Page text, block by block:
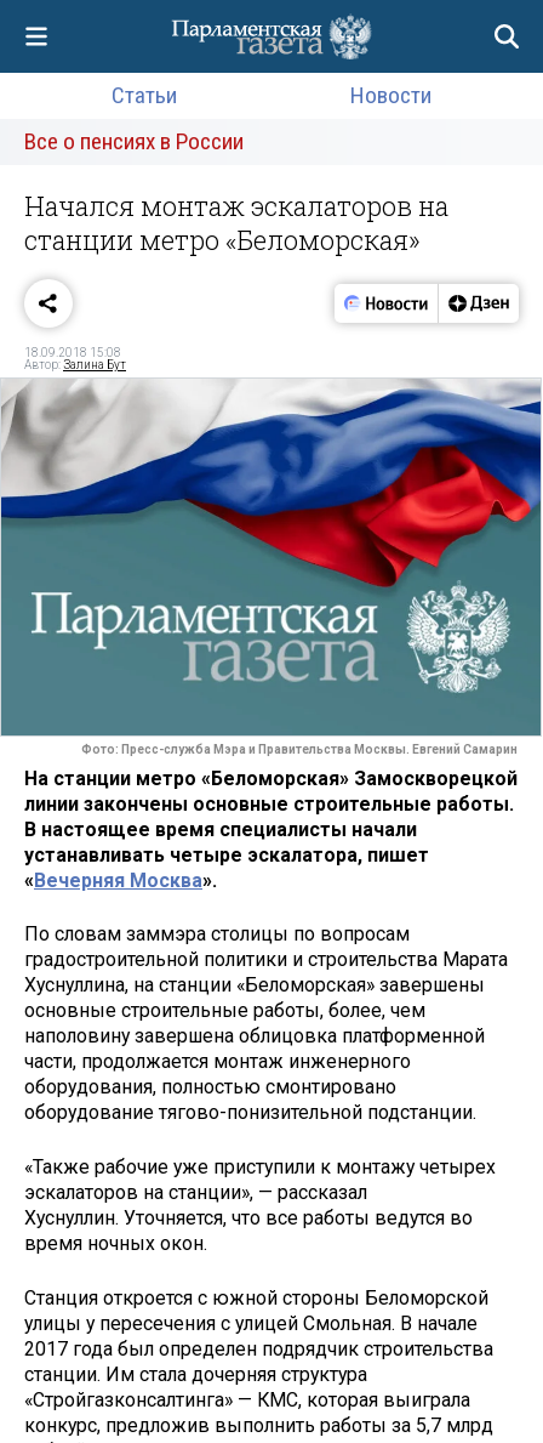
Статьи
Новости
Все о пенсиях в России
Начался монтаж эскалаторов на
станции метро «Беломорская»
18.09.2018 15:08
Автор:Залина Бут
Фото: Пресс-служба Мэра и Правительства Москвы. Евгений Самарин
На станции метро «Беломорская» Замоскворецкой
линии закончены основные строительные работы.
В настоящее время специалисты начали
устанавливать четыре эскалатора, пишет
«Вечерняя Москва».
По словам заммэра столицы по вопросам
градостроительной политики и строительства Марата
Хуснуллина, на станции «Беломорская» завершены
основные строительные работы, более, чем
наполовину завершена облицовка платформенной
части, продолжается монтаж инженерного
оборудования, полностью смонтировано
оборудование тягово-понизительной подстанции.
«Также рабочие уже приступили к монтажу четырех
эскалаторов на станции», — рассказал
Хуснуллин. Уточняется, что все работы ведутся во
время ночных окон.
Станция откроется с южной стороны Беломорской
улицы у пересечения с улицей Смольная. В начале
2017 года был определен подрядчик строительства
станции. Им стала дочерняя структура
«Стройгазконсалтинга» — КМС, которая выиграла
конкурс, предложив выполнить работы за 5,7 млрд